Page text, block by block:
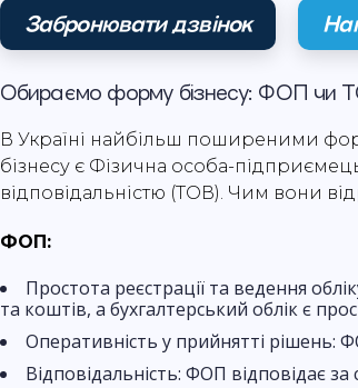
Забронювати дзвінок
Обираємо форму бізнесу: ФОП чи
В Україні найбільш поширеними
бізнесу є Фізична особа-
відповідальністю (ТОВ). Чим вони
ФОП:
Простота реєстрації та ведення
та коштів, а бухгалтерський облік є
Оперативність у прийнятті рішень:
Відповідальність: ФОП відповідає